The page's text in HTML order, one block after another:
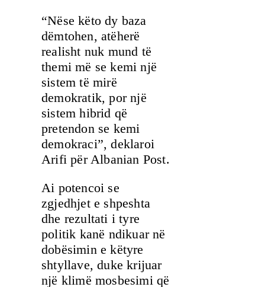
“Nëse këto dy baza
dëmtohen, atëherë
realisht nuk mund të
themi më se kemi një
sistem të mirë
demokratik, por një
sistem hibrid që
pretendon se kemi
demokraci”, deklaroi
Arifi për Albanian Post.
Ai potencoi se
zgjedhjet e shpeshta
dhe rezultati i tyre
politik kanë ndikuar në
dobësimin e këtyre
shtyllave, duke krijuar
një klimë mosbesimi që